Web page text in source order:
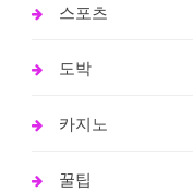
스포츠
도박
카지노
꿀팁